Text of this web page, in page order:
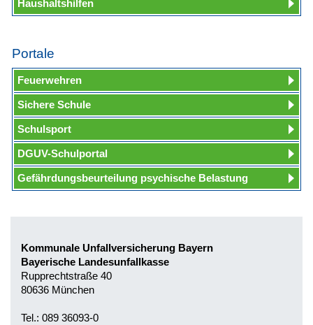
Haushaltshilfen
Portale
Feuerwehren
Sichere Schule
Schulsport
DGUV-Schulportal
Gefährdungsbeurteilung psychische Belastung
Kommunale Unfallversicherung Bayern
Bayerische Landesunfallkasse
Rupprechtstraße 40
80636 München
Tel.: 089 36093-0